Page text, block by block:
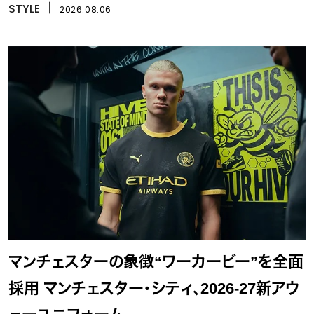
STYLE 2026.08.06
マンチェスターの象徴“ワーカービー”を全面
採用 マンチェスター・シティ、2026-27新アウ